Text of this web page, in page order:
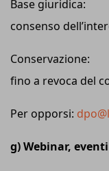
Base giuridica:
consenso
Conservazione:
fino a revoca del
Per opporsi:
g) Webinar,